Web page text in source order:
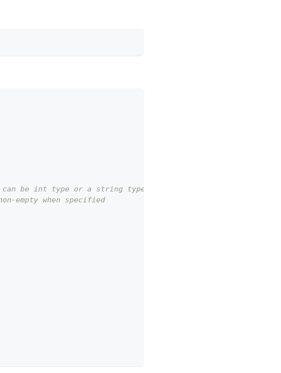
be int type or a string type.
empty when specified